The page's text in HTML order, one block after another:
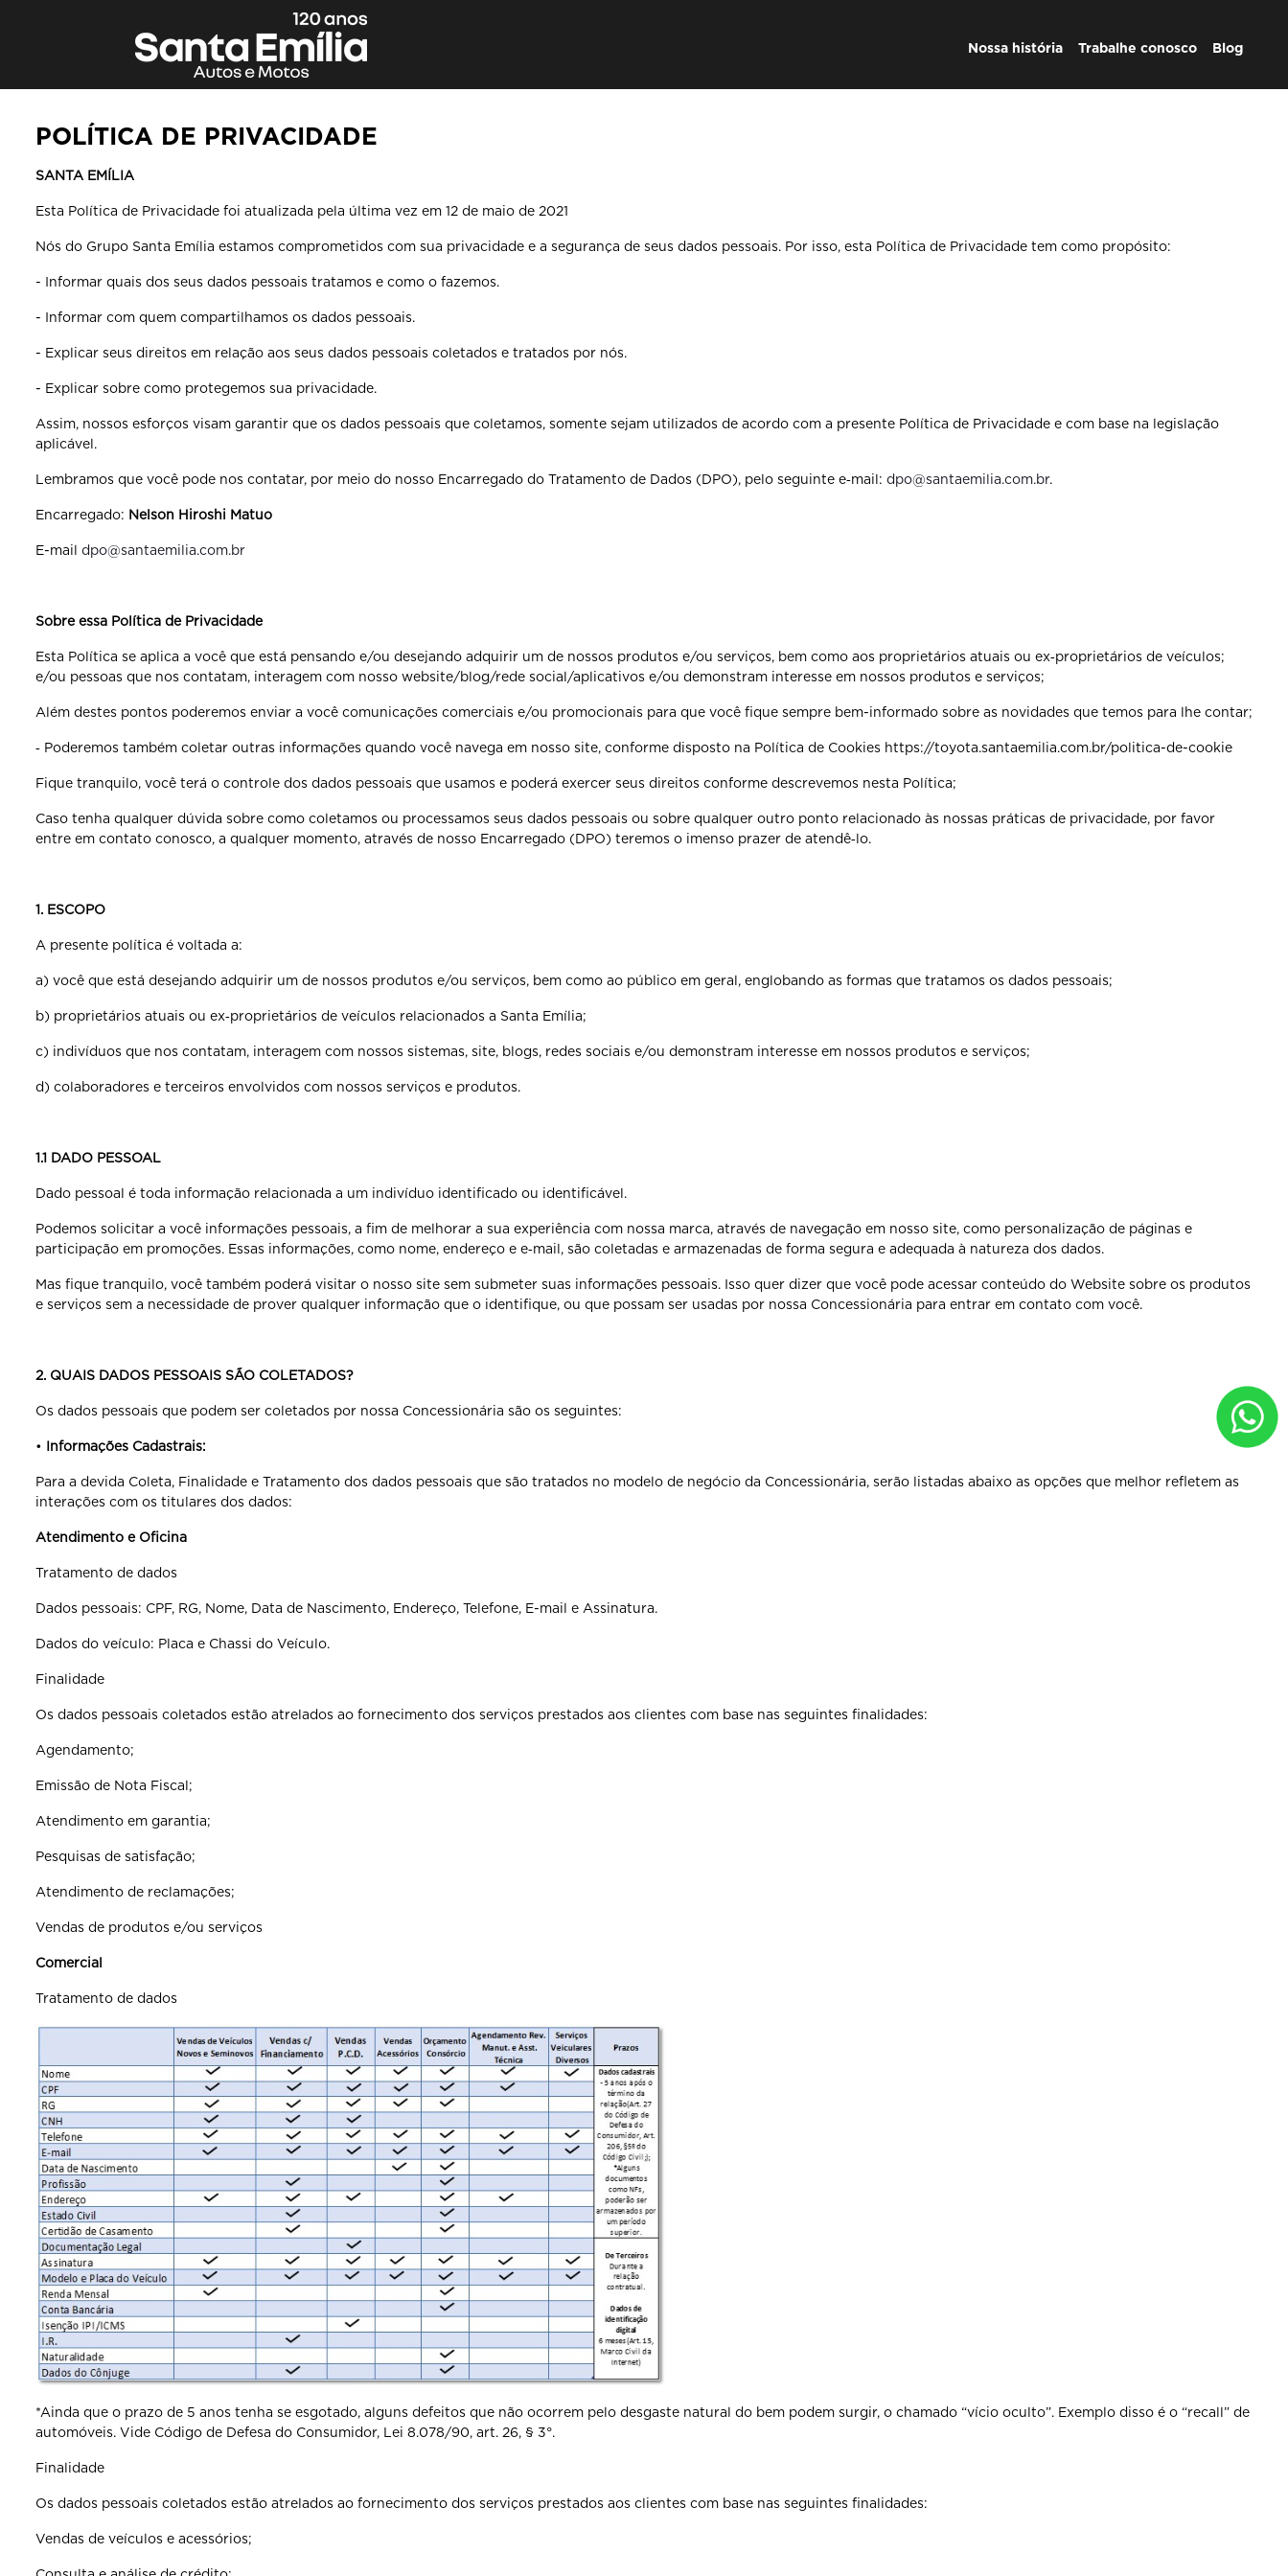
Nossa história Trabalhe conosco Blog
POLÍTICA DE PRIVACIDADE
SANTA EMÍLIA
Esta Política de Privacidade foi atualizada pela última vez em 12 de maio de 2021
Nós do Grupo Santa Emília estamos comprometidos com sua privacidade e a segurança de seus dados pessoais. Por isso, esta Política de Privacidade tem como propósito:
- Informar quais dos seus dados pessoais tratamos e como o fazemos.
- Informar com quem compartilhamos os dados pessoais.
- Explicar seus direitos em relação aos seus dados pessoais coletados e tratados por nós.
- Explicar sobre como protegemos sua privacidade.
Assim, nossos esforços visam garantir que os dados pessoais que coletamos, somente sejam utilizados de acordo com a presente Política de Privacidade e com base na legislação
aplicável.
Lembramos que você pode nos contatar, por meio do nosso Encarregado do Tratamento de Dados (DPO), pelo seguinte e‐mail: dpo@santaemilia.com.br.
Encarregado: Nelson Hiroshi Matuo
E-mail dpo@santaemilia.com.br
Sobre essa Política de Privacidade
Esta Política se aplica a você que está pensando e/ou desejando adquirir um de nossos produtos e/ou serviços, bem como aos proprietários atuais ou ex‐proprietários de veículos;
e/ou pessoas que nos contatam, interagem com nosso website/blog/rede social/aplicativos e/ou demonstram interesse em nossos produtos e serviços;
Além destes pontos poderemos enviar a você comunicações comerciais e/ou promocionais para que você fique sempre bem-informado sobre as novidades que temos para lhe contar;
‐ Poderemos também coletar outras informações quando você navega em nosso site, conforme disposto na Política de Cookies https://toyota.santaemilia.com.br/politica-de-cookie
Fique tranquilo, você terá o controle dos dados pessoais que usamos e poderá exercer seus direitos conforme descrevemos nesta Política;
Caso tenha qualquer dúvida sobre como coletamos ou processamos seus dados pessoais ou sobre qualquer outro ponto relacionado às nossas práticas de privacidade, por favor
entre em contato conosco, a qualquer momento, através de nosso Encarregado (DPO) teremos o imenso prazer de atendê‐lo.
1. ESCOPO
A presente política é voltada a:
a) você que está desejando adquirir um de nossos produtos e/ou serviços, bem como ao público em geral, englobando as formas que tratamos os dados pessoais;
b) proprietários atuais ou ex‐proprietários de veículos relacionados a Santa Emília;
c) indivíduos que nos contatam, interagem com nossos sistemas, site, blogs, redes sociais e/ou demonstram interesse em nossos produtos e serviços;
d) colaboradores e terceiros envolvidos com nossos serviços e produtos.
1.1 DADO PESSOAL
Dado pessoal é toda informação relacionada a um indivíduo identificado ou identificável.
Podemos solicitar a você informações pessoais, a fim de melhorar a sua experiência com nossa marca, através de navegação em nosso site, como personalização de páginas e
participação em promoções. Essas informações, como nome, endereço e e‐mail, são coletadas e armazenadas de forma segura e adequada à natureza dos dados.
Mas fique tranquilo, você também poderá visitar o nosso site sem submeter suas informações pessoais. Isso quer dizer que você pode acessar conteúdo do Website sobre os produtos
e serviços sem a necessidade de prover qualquer informação que o identifique, ou que possam ser usadas por nossa Concessionária para entrar em contato com você.
2. QUAIS DADOS PESSOAIS SÃO COLETADOS?
Os dados pessoais que podem ser coletados por nossa Concessionária são os seguintes:
• Informações Cadastrais:
Para a devida Coleta, Finalidade e Tratamento dos dados pessoais que são tratados no modelo de negócio da Concessionária, serão listadas abaixo as opções que melhor refletem as
interações com os titulares dos dados:
Atendimento e Oficina
Tratamento de dados
Dados pessoais: CPF, RG, Nome, Data de Nascimento, Endereço, Telefone, E-mail e Assinatura.
Dados do veículo: Placa e Chassi do Veículo.
Finalidade
Os dados pessoais coletados estão atrelados ao fornecimento dos serviços prestados aos clientes com base nas seguintes finalidades:
Agendamento;
Emissão de Nota Fiscal;
Atendimento em garantia;
Pesquisas de satisfação;
Atendimento de reclamações;
Vendas de produtos e/ou serviços
Comercial
Tratamento de dados
*Ainda que o prazo de 5 anos tenha se esgotado, alguns defeitos que não ocorrem pelo desgaste natural do bem podem surgir, o chamado “vício oculto”. Exemplo disso é o “recall” de
automóveis. Vide Código de Defesa do Consumidor, Lei 8.078/90, art. 26, § 3°.
Finalidade
Os dados pessoais coletados estão atrelados ao fornecimento dos serviços prestados aos clientes com base nas seguintes finalidades:
Vendas de veículos e acessórios;